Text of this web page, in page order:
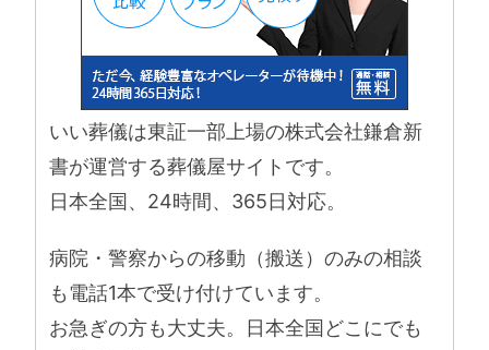
いい葬儀は東証一部上場の株式会社鎌倉新
書が運営する葬儀屋サイトです。
日本全国、24時間、365日対応。
病院・警察からの移動（搬送）のみの相談
も電話1本で受け付けています。
お急ぎの方も大丈夫。日本全国どこにでも